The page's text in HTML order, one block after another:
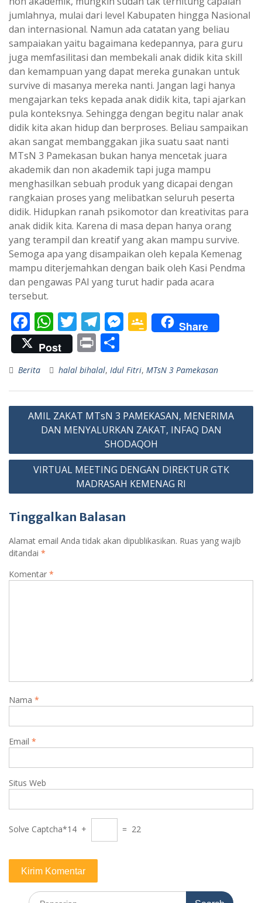
jumlahnya, mulai dari level Kabupaten hingga Nasional
dan internasional. Namun ada catatan yang beliau
sampaiakan yaitu bagaimana kedepannya, para guru
juga memfasilitasi dan membekali anak didik kita skill
dan kemampuan yang dapat mereka gunakan untuk
survive di masanya mereka nanti. Jangan lagi hanya
mengajarkan teks kepada anak didik kita, tapi ajarkan
pula konteksnya. Sehingga dengan begitu nalar anak
didik kita akan hidup dan berproses. Beliau sampaikan
akan sangat membanggakan jika suatu saat nanti
MTsN 3 Pamekasan bukan hanya mencetak juara
akademik dan non akademik tapi juga mampu
menghasilkan sebuah produk yang dicapai dengan
rangkaian proses yang melibatkan seluruh peserta
didik. Hidupkan ranah psikomotor dan kreativitas para
anak didik kita. Karena di masa depan hanya orang
yang terampil dan kreatif yang akan mampu survive.
Semoga apa yang disampaikan oleh kepala Kemenag
mampu diterjemahkan dengan baik oleh Kasi Pendma
dan pengawas PAI yang turut hadir pada acara
tersebut.
F
ac
e
b
o
o
W
h
at
s
A
p
p
T
w
itt
er
T
el
e
gr
a
m
M
e
n
g
er
G
o
gl
e
Cl
as
sr
o
o
Share
Post
Pr
in
t
h
ar
e
Berita halal bihalal, Idul Fitri, MTsN 3 Pamekasan
Navigasi
AMIL ZAKAT MTsN 3 PAMEKASAN, MENERIMA
DAN MENYALURKAN ZAKAT, INFAQ DAN
SHODAQOH
VIRTUAL MEETING DENGAN DIREKTUR GTK
MADRASAH KEMENAG RI
Tinggalkan Balasan
Alamat email Anda tidak akan dipublikasikan. Ruas yang wajib
ditandai *
Komentar *
Nama *
Email *
Situs Web
Solve Captcha*14 + = 22
Search